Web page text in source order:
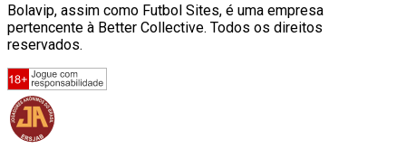
Bolavip, assim como Futbol Sites, é uma empresa
pertencente à Better Collective. Todos os direitos
reservados.